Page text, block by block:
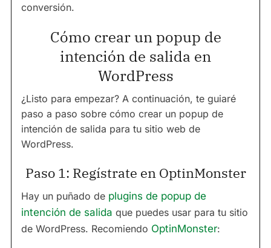
conversión.
Cómo crear un popup de
intención de salida en
WordPress
¿Listo para empezar? A continuación, te guiaré
paso a paso sobre cómo crear un popup de
intención de salida para tu sitio web de
WordPress.
Paso 1: Regístrate en OptinMonster
Hay un puñado de plugins de popup de
intención de salida que puedes usar para tu sitio
de WordPress. Recomiendo OptinMonster: